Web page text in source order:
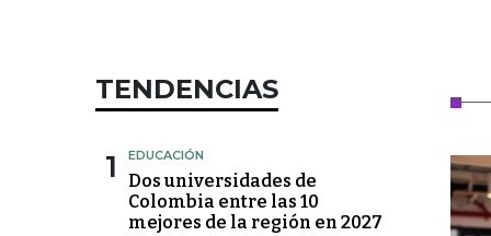
TENDENCIAS
1 EDUCACIÓN
Dos universidades de
Colombia entre las 10
mejores de la región en 2027